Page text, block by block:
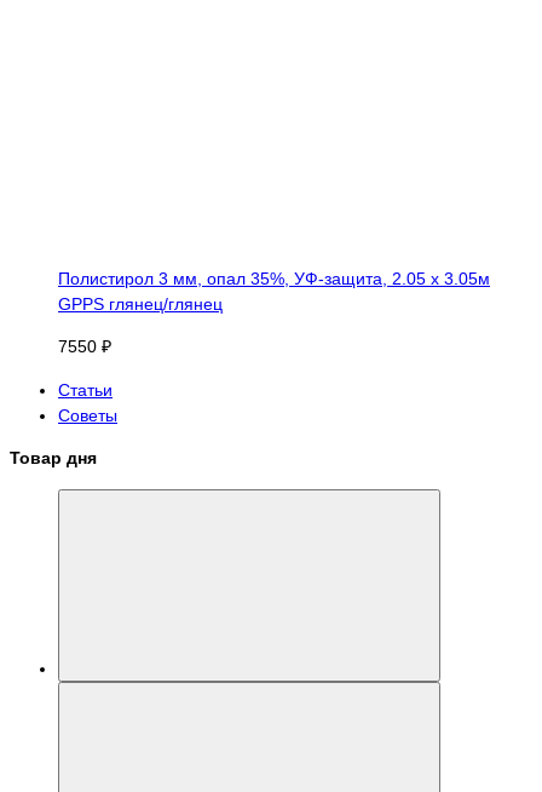
Полистирол 3 мм, опал 35%, УФ-защита, 2.05 х 3.05м
GPPS глянец/глянец
7550 ₽
Статьи
Советы
Товар дня